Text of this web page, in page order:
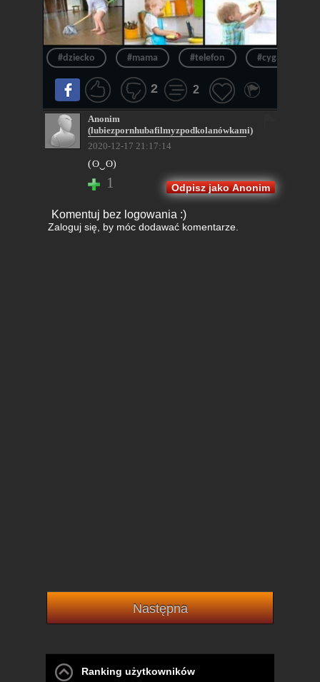
#dziecko #mama #telefon #cyganie
2 2
Anonim
(lubiezpornhubafilmyzpodkolanówkami)
2020-12-17 21:17:14
(ʘ‿ʘ)
1 Odpisz jako Anonim
Komentuj bez logowania :)
Zaloguj się, by móc dodawać komentarze.
Następna
Ranking użytkowników